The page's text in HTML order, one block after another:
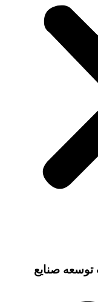
صنایع